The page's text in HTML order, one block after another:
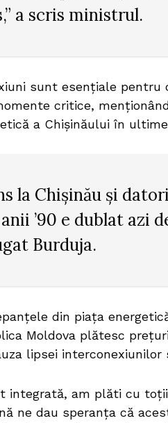
a scris ministrul.
sunt esențiale pentru
critice,
a Chișinăului în
la Chișinău și
’90 e dublat azi
Burduja.
din piața
Moldova plătesc
lipsei interconexiunilor
integrată, am plăti cu
ne dau speranța că